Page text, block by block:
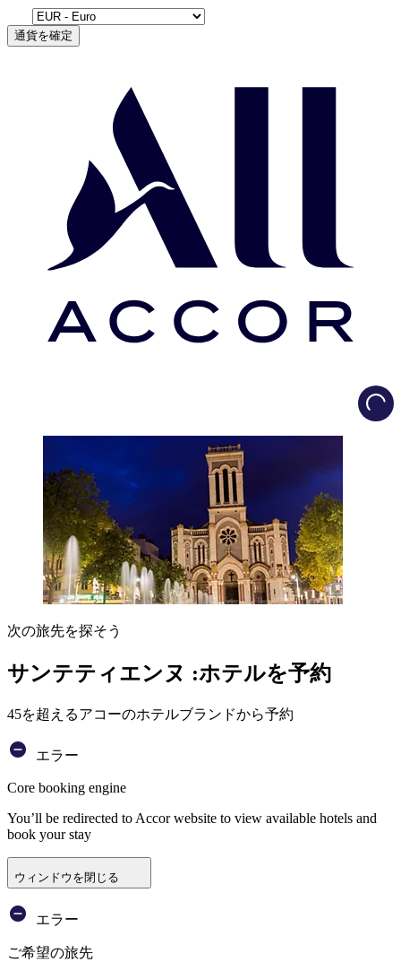
通貨を確定
次の旅先を探そう
サンテティエンヌ :ホテルを予約
45を超えるアコーのホテルブランドから予約
エラー
Core booking engine
You’ll be redirected to Accor website to view available hotels and
book your stay
ウィンドウを閉じる
エラー
ご希望の旅先